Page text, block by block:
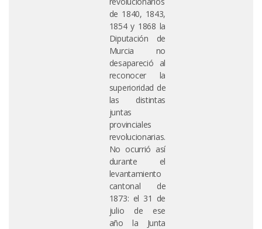
de 1840, 1843,
1854 y 1868 la
Diputación de
Murcia no
desapareció al
reconocer la
superioridad de
las distintas
juntas
provinciales
revolucionarias.
No ocurrió así
durante el
levantamiento
cantonal de
1873: el 31 de
julio de ese
año la Junta